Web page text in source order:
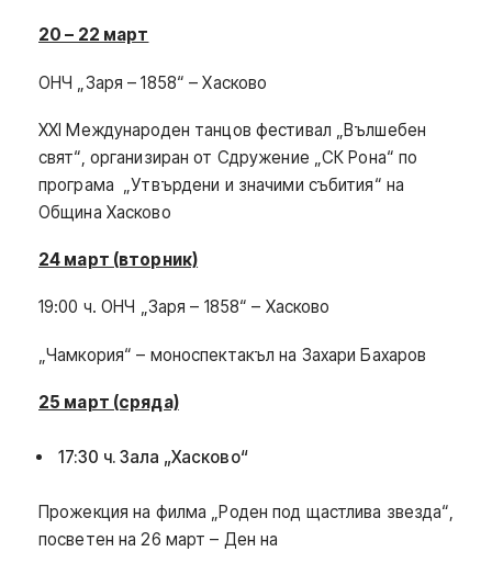
20 – 22 март
ОНЧ „Заря – 1858“ – Хасково
XXI Международен танцов фестивал „Вълшебен
свят“, организиран от Сдружение „СК Рона“ по
програма „Утвърдени и значими събития“ на
Община Хасково
24 март (вторник)
19:00 ч. ОНЧ „Заря – 1858“ – Хасково
„Чамкория“ – моноспектакъл на Захари Бахаров
25 март (сряда)
17:30 ч. Зала „Хасково“
Прожекция на филма „Роден под щастлива звезда“,
посветен на 26 март – Ден на